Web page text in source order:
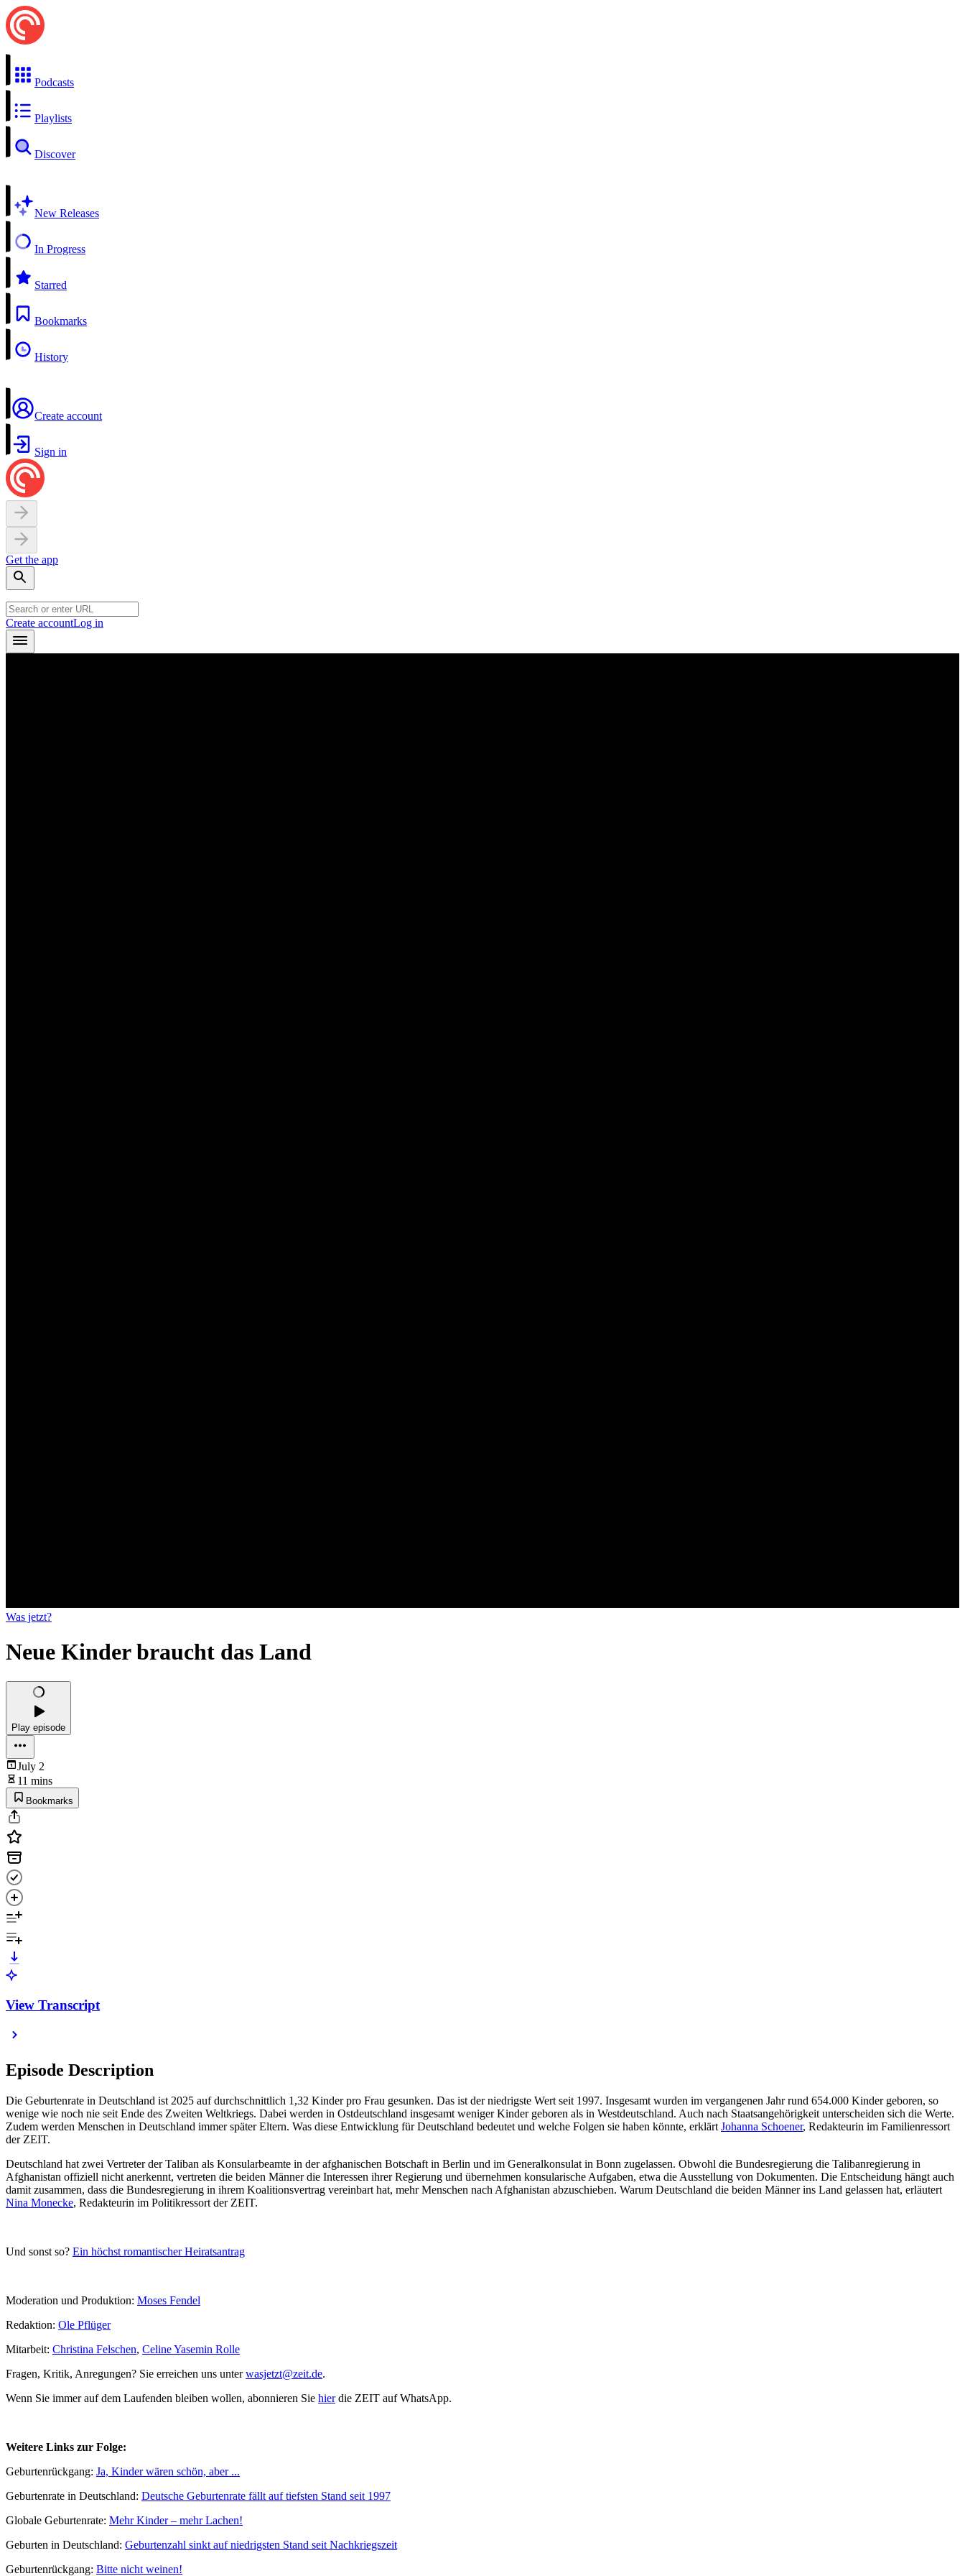
Podcasts
Playlists
Discover
New Releases
In Progress
Starred
Bookmarks
History
Create account
Sign in
Get the app
Create accountLog in
Was jetzt?
Neue Kinder braucht das Land
Play episode
July 2
11 mins
Bookmarks
View Transcript
Episode Description
Die Geburtenrate in Deutschland ist 2025 auf durchschnittlich 1,32 Kinder pro Frau gesunken. Das ist der niedrigste Wert seit 1997. Insgesamt wurden im vergangenen Jahr rund 654.000 Kinder geboren, so
wenige wie noch nie seit Ende des Zweiten Weltkriegs. Dabei werden in Ostdeutschland insgesamt weniger Kinder geboren als in Westdeutschland. Auch nach Staatsangehörigkeit unterscheiden sich die Werte.
Zudem werden Menschen in Deutschland immer später Eltern. Was diese Entwicklung für Deutschland bedeutet und welche Folgen sie haben könnte, erklärt Johanna Schoener, Redakteurin im Familienressort
der ZEIT.
Deutschland hat zwei Vertreter der Taliban als Konsularbeamte in der afghanischen Botschaft in Berlin und im Generalkonsulat in Bonn zugelassen. Obwohl die Bundesregierung die Talibanregierung in
Afghanistan offiziell nicht anerkennt, vertreten die beiden Männer die Interessen ihrer Regierung und übernehmen konsularische Aufgaben, etwa die Ausstellung von Dokumenten. Die Entscheidung hängt auch
damit zusammen, dass die Bundesregierung in ihrem Koalitionsvertrag vereinbart hat, mehr Menschen nach Afghanistan abzuschieben. Warum Deutschland die beiden Männer ins Land gelassen hat, erläutert
Nina Monecke, Redakteurin im Politikressort der ZEIT.
Und sonst so? Ein höchst romantischer Heiratsantrag
Moderation und Produktion: Moses Fendel
Redaktion: Ole Pflüger
Mitarbeit: Christina Felschen, Celine Yasemin Rolle
Fragen, Kritik, Anregungen? Sie erreichen uns unterwasjetzt@zeit.de.
Wenn Sie immer auf dem Laufenden bleiben wollen, abonnieren Sie hierdie ZEIT auf WhatsApp.
Weitere Links zur Folge:
Geburtenrückgang: Ja, Kinder wären schön, aber ...
Geburtenrate in Deutschland: Deutsche Geburtenrate fällt auf tiefsten Stand seit 1997
Globale Geburtenrate: Mehr Kinder – mehr Lachen!
Geburten in Deutschland: Geburtenzahl sinkt auf niedrigsten Stand seit Nachkriegszeit
Geburtenrückgang: Bitte nicht weinen!